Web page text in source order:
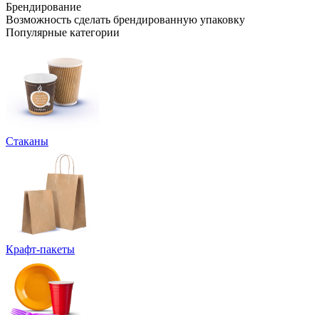
Брендирование
Возможность сделать брендированную упаковку
Популярные категории
Стаканы
Крафт-пакеты